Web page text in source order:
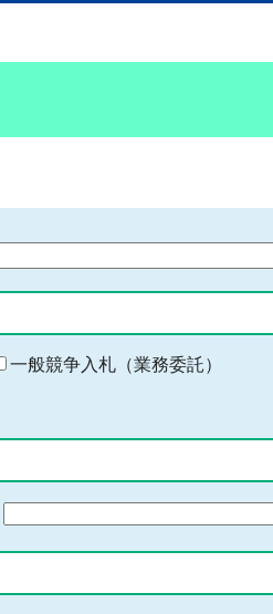
一般競争入札（業務委託）